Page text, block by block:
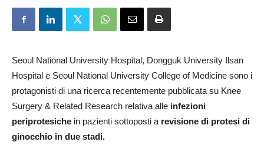
Seoul National University Hospital, Dongguk University Ilsan
Hospital e Seoul National University College of Medicine sono i
protagonisti di una ricerca recentemente pubblicata su Knee
Surgery & Related Research relativa alle infezioni
periprotesiche in pazienti sottoposti a revisione di protesi di
ginocchio in due stadi.